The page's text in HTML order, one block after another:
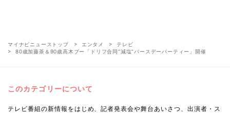
マイナビニューストップ エンタメ
テレビ
80歳加藤茶＆90歳高木ブー「ドリフ合同“減塩”バースデーパーティー」開催
このカテゴリーについて
テレビ番組の新情報をはじめ、記者発表会や舞台あいさつ、出演者・ス